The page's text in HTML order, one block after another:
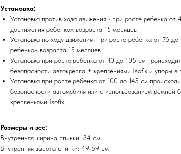
Установка:
Установка против хода движения - при росте ребенка
достижения ребенком возраста 15 месяцев
Установка по ходу движения- при росте ребенка от 76
ребенком возраста 15 месяцев
Установка при росте ребенка от 40 до 105 см
безопасности автокресла + креплениями Isofix и упоры в
Установка при росте ребенка от 100 до 145 см
безопасности автомобиля или с использованием ремней
креплениями Isofix
Размеры и вес:
Внутренняя ширина спинки: 34 см
Внутренняя высота спинки: 49-69 см